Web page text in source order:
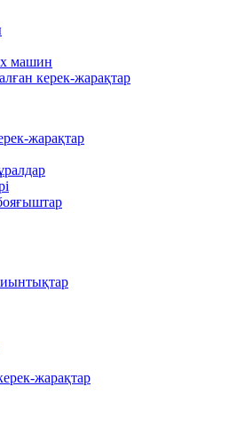
машин
керек-жарақтар
жарақтар
жарақтар